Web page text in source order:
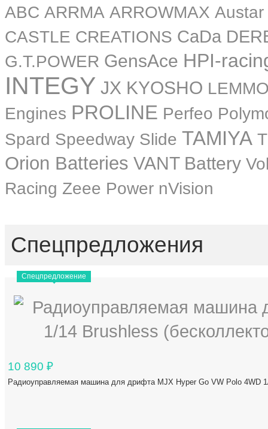
ABC ARRMA ARROWMAX Austar
CASTLE CREATIONS CaDa
G.T.POWER GensAce HPI-
INTEGY JX KYOSHO
Engines PROLINE Perfeo
Spard Speedway Slide TAMIYA
Orion Batteries VANT Battery
Racing Zeee Power nVision
Спецпредложения
Спецпредложение
10 890 ₽
Радиоуправляемая машина для дрифта MJX Hyper Go VW Polo 4WD